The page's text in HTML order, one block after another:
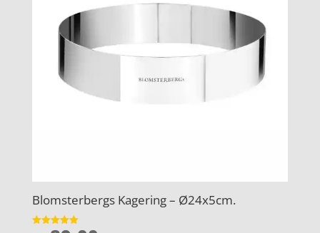
Blomsterbergs Kagering – Ø24x5cm.